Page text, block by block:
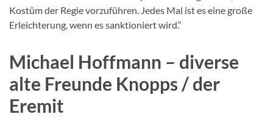
Kostüm der Regie vorzuführen. Jedes Mal ist es eine große
Erleichterung, wenn es sanktioniert wird.“
Michael Hoffmann – diverse
alte Freunde Knopps / der
Eremit